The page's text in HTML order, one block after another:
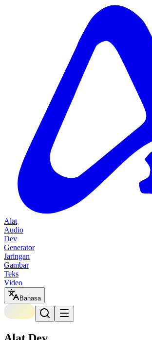
Alat
Audio
Dev
Generator
Jaringan
Gambar
Teks
Video
Bahasa